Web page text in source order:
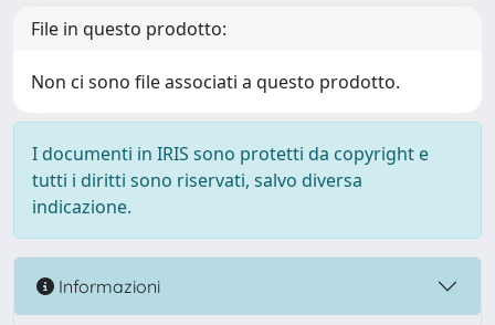
File in questo prodotto:
Non ci sono file associati a questo prodotto.
I documenti in IRIS sono protetti da copyright e
tutti i diritti sono riservati, salvo diversa
indicazione.
Informazioni